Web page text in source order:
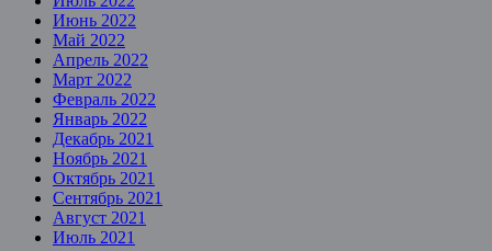
Июнь 2022
Май 2022
Апрель 2022
Март 2022
Февраль 2022
Январь 2022
Декабрь 2021
Ноябрь 2021
Октябрь 2021
Сентябрь 2021
Август 2021
Июль 2021